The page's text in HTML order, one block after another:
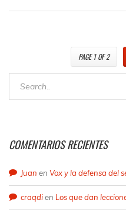
PAGE 1 OF 2
COMENTARIOS RECIENTES
Juan en Vox y la defensa del
craqdien Los que dan